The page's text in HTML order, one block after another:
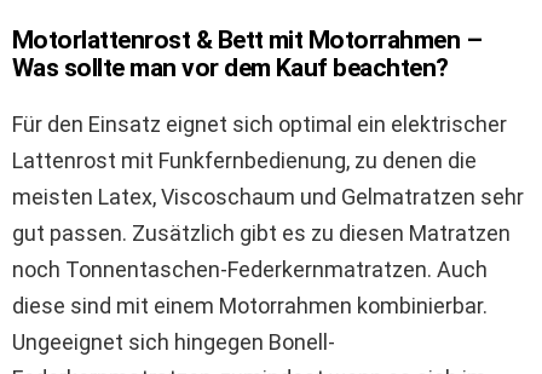
Motorlattenrost & Bett mit Motorrahmen –
Was sollte man vor dem Kauf beachten?
Für den Einsatz eignet sich optimal ein elektrischer
Lattenrost mit Funkfernbedienung, zu denen die
meisten Latex, Viscoschaum und Gelmatratzen sehr
gut passen. Zusätzlich gibt es zu diesen Matratzen
noch Tonnentaschen-Federkernmatratzen. Auch
diese sind mit einem Motorrahmen kombinierbar.
Ungeeignet sich hingegen Bonell-